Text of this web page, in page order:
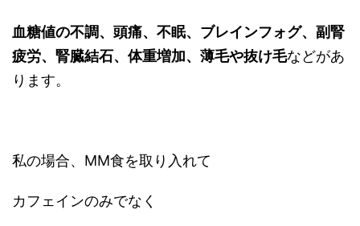
血糖値の不調、頭痛、不眠、ブレインフォグ、副腎
疲労、腎臓結石、体重増加、薄毛や抜け毛などがあ
ります。
私の場合、MM食を取り入れて
カフェインのみでなく